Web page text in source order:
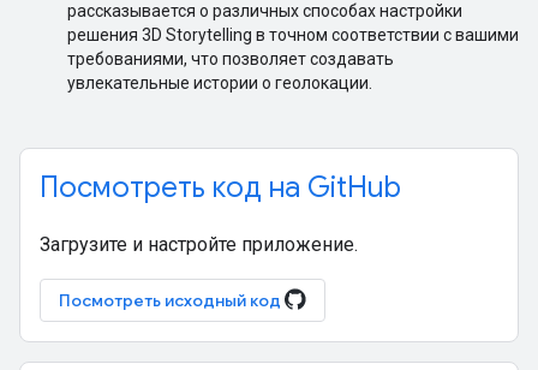
рассказывается о различных способах настройки
решения 3D Storytelling в точном соответствии с вашими
требованиями, что позволяет создавать
увлекательные истории о геолокации.
Посмотреть код на GitHub
Загрузите и настройте приложение.
Посмотреть исходный код